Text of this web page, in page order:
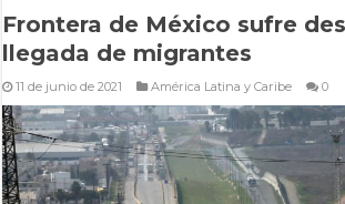
Frontera de México sufre
llegada de migrantes
11 de junio de 2021 América Latina y Caribe 0